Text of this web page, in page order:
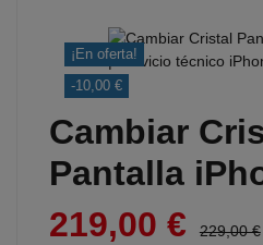
¡En oferta!
-10,00 €
Cambiar
Pantalla
219,00 €
229,00 €